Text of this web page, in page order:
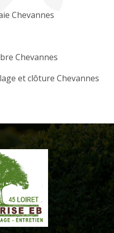
Chevannes
Chevannes
et clôture Chevannes